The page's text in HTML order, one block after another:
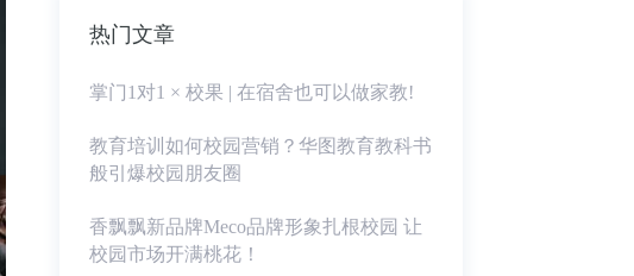
热门文章
掌门1对1 × 校果 | 在宿舍也可以做家教!
教育培训如何校园营销？华图教育教科书
般引爆校园朋友圈
香飘飘新品牌Meco品牌形象扎根校园 让
校园市场开满桃花！